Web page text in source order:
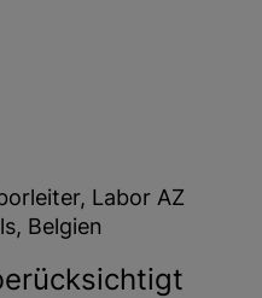
Labor AZ
Belgien